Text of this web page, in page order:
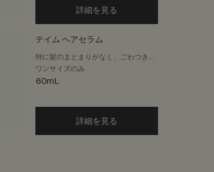
詳細を見る
テイム ヘアセラム
特に髪のまとまりがなく、ごわつきが
気になる方に
ワンサイズのみ
60mL
詳細を見る